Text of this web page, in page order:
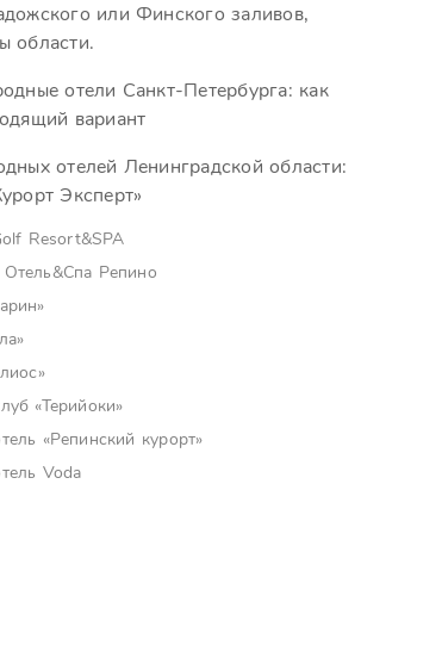
или Финского заливов,
области.
отели Санкт-Петербурга: как
вариант
отелей Ленинградской области:
Эксперт»
Resort&SPA
Репино
«Терийоки»
«Репинский курорт»
Voda